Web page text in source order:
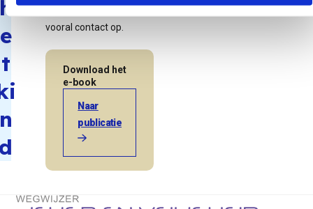
e
t
vooral contact op.
Download het
e-book
Naar
publicatie
Terug naar de startpagina